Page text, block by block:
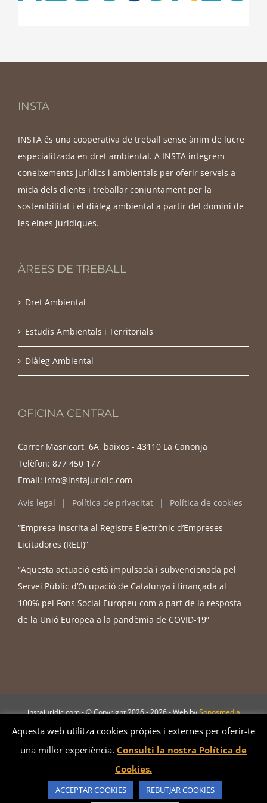
INSTA
INSTA és una cooperativa de treball sense ànim de lucre
especialitzada en dret ambiental. A INSTA integrem
coneixements jurídics i ambientals per oferir serveis a
mida dels clients i treballar conjuntament per la
sostenibilitat i el diàleg ambiental a partir del domini de
les eines jurídiques.
ÀREES DE TREBALL
Dret Ambiental
Estudis Ambientals i Territorials
Diàleg Ambiental
OFICINA CENTRAL
Carrer Masricart, 6A, baixos - 43110 La Canonja
Telèfon: 877 450 177
Email: info@instajuridic.com
Avis legal
Política de privacitat Política de cookies
“Empresa inscrita al Registre Electrònic d’Empreses
Licitadores (RELI)”
“Aquesta actuació està impulsada i subvencionada pel
Servei Públic d’Ocupació de Catalunya i finançada al
100% pel Fons Social Europeu com a part de la resposta
de la Unió Europea a la pandèmia de COVID-19”
instajuridic.com - © Copyright 2026 -2026 - Web bySonosmedia
Aquesta web utilitza cookies pròpies i externes per oferir-te
una millor experiència. Consulti la nostra Política de
Cookies.
ACCEPTAR COOKIES REBUTJAR COOKIES
Català Español English
Français
Galego